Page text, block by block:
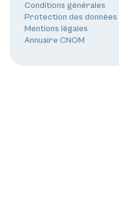
Conditions générales
Protection des données
Mentions légales
Annuaire CNOM